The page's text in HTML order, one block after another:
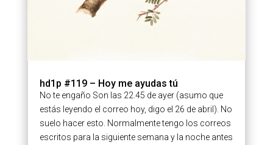
hd1p #119 – Hoy me ayudas tú
No te engaño Son las 22.45 de ayer (asumo que
estás leyendo el correo hoy, digo el 26 de abril). No
suelo hacer esto. Normalmente tengo los correos
escritos para la siguiente semana y la noche antes